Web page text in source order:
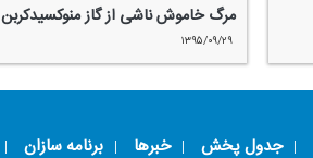
مرگ خاموش ناشی از گاز منوكسیدكربن
۱۳۹۵/۰۹/۲۹
جدول پخش خبرها برنامه سازان